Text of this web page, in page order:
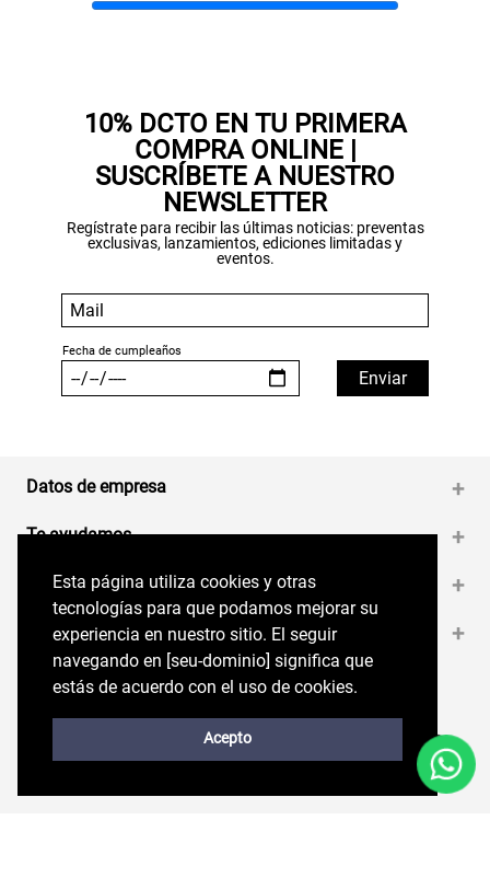
Esta página utiliza cookies y otras
tecnologías para que podamos mejorar su
experiencia en nuestro sitio. El seguir
navegando en perryellis.cl significa que estás
de acuerdo con el uso de cookies.
Acepto
Esta página utiliza cookies y otras
tecnologías para que podamos mejorar su
experiencia en nuestro sitio. El seguir
navegando en [seu-dominio] significa que
estás de acuerdo con el uso de cookies.
Acepto
10% DCTO EN TU PRIMERA
COMPRA ONLINE |
SUSCRÍBETE A NUESTRO
NEWSLETTER
Regístrate para recibir las últimas noticias: preventas
exclusivas, lanzamientos, ediciones limitadas y
eventos.
Datos de empresa +
Te ayudamos +
Medios de pago +
Contáctanos +
Síguenos en nuestras RRSS
Trabaja con Nosotros